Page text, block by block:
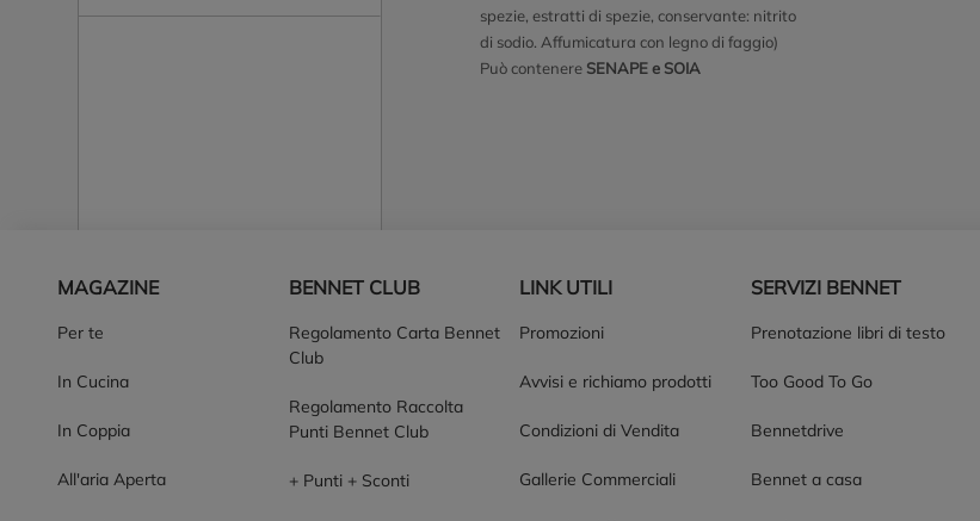
spezie, estratti di spezie, conservante: nitrito
di sodio. Affumicatura con legno di faggio)
Può contenere SENAPE e SOIA
MAGAZINE
Per te
In Cucina
In Coppia
All'aria Aperta
BENNET CLUB
Regolamento Carta Bennet
Club
Regolamento Raccolta
Punti Bennet Club
+ Punti + Sconti
LINK UTILI
Promozioni
Avvisi e richiamo prodotti
Condizioni di Vendita
Gallerie Commerciali
SERVIZI BENNET
Prenotazione libri di testo
Too Good To Go
Bennetdrive
Bennet a casa